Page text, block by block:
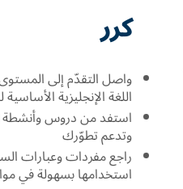
كرر
واصل التقدّم إلى
اللغة الإنجليزية
استفد من دروس
وتدعم تطوّرك
راجع مفردات وعبارات
استخدامها بسهولة في